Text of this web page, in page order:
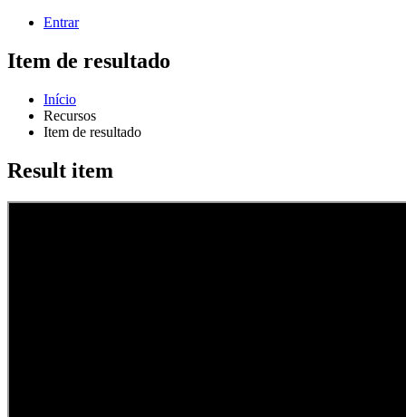
Entrar
Item de resultado
Início
Recursos
Item de resultado
Result item